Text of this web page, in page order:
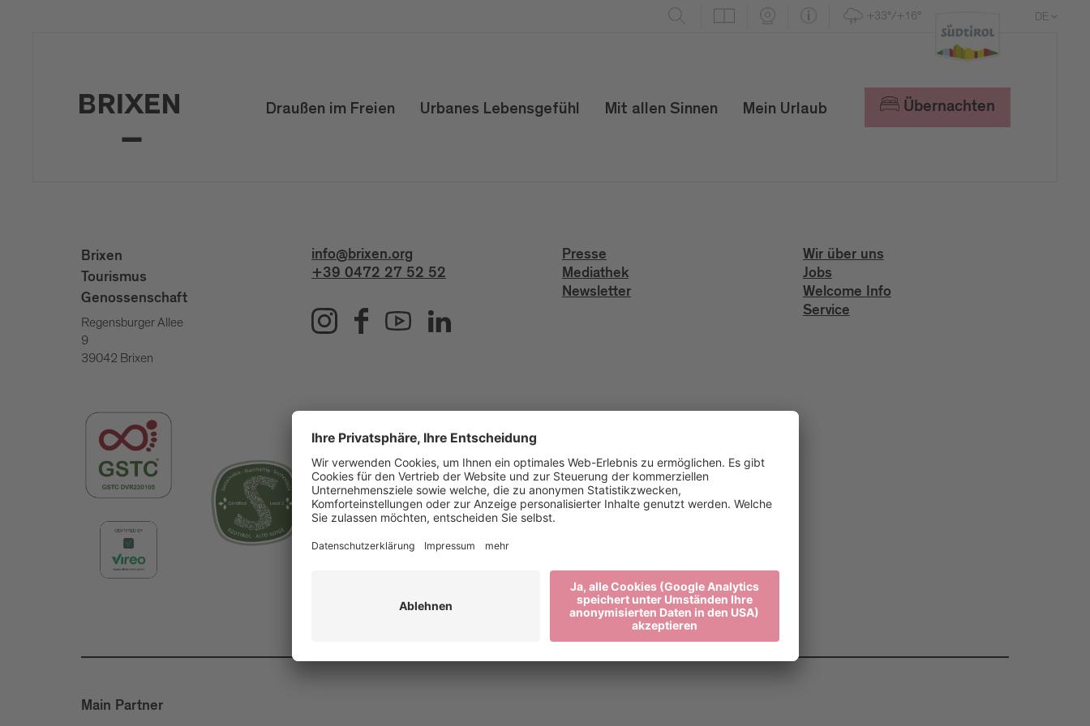
+33°/+16° DE
Draußen im Freien Urbanes Lebensgefühl Mit allen Sinnen Mein Urlaub Übernachten
Brixen
Tourismus
Genossenschaft
Regensburger Allee
9
39042 Brixen
info@brixen.org
+39 0472 27 52 52
Presse
Mediathek
Newsletter
Wir über uns
Jobs
Welcome Info
Service
Main Partner